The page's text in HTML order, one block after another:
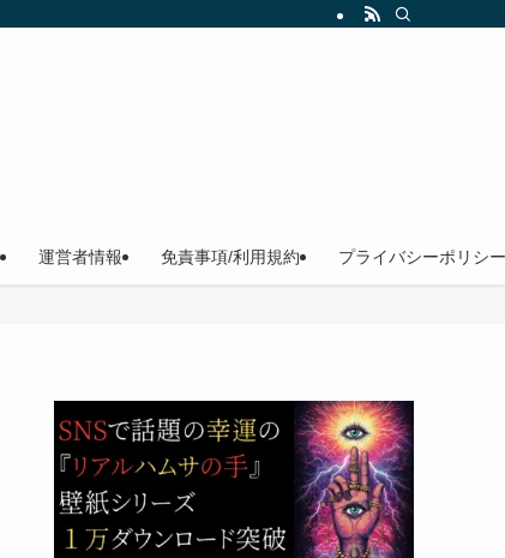
運営者情報 免責事項/利用規約 プライバシーポリシー